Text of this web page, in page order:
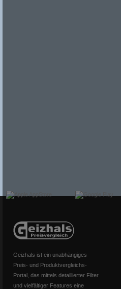
Geizhals ist ein unabhängiges
Preis- und Produktvergleichs-
Portal, das mittels detaillierter Filter
und vielfältiger Features eine